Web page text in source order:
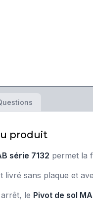
produit
série 7132 permet la
livré sans plaque et
le Pivot de sol